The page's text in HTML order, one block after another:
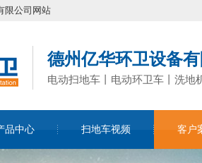
限公司网站
德州亿华环卫设备
电动扫地车丨电动环卫车丨洗地
品中心 扫地车视频 客户